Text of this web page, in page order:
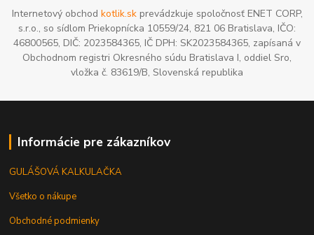
Internetový obchod kotlik.skprevádzkuje spoločnosť ENET CORP,
s.r.o., so sídlom Priekopnícka 10559/24, 821 06 Bratislava, IČO:
46800565, DIČ: 2023584365, IČ DPH: SK2023584365, zapísaná v
Obchodnom registri Okresného súdu Bratislava I, oddiel Sro,
vložka č. 83619/B, Slovenská republika
Informácie pre zákazníkov
GULÁŠOVÁ KALKULAČKA
Všetko o nákupe
Obchodné podmienky